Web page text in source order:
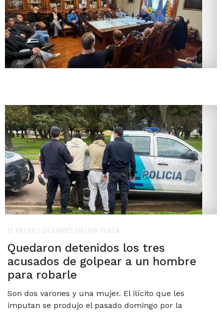
EL HECHO OCURRIÓ EN UNA PLAZA
Quedaron detenidos los tres
acusados de golpear a un hombre
para robarle
Son dos varones y una mujer. El ilícito que les
imputan se produjo el pasado domingo por la